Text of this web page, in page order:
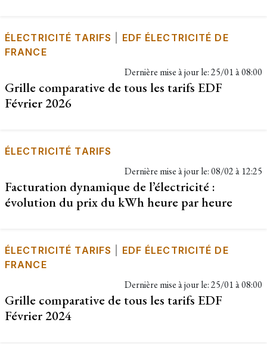
ÉLECTRICITÉ TARIFS
EDF ÉLECTRICITÉ DE
FRANCE
Dernière mise à jour le:25/01 à 08:00
Grille comparative de tous les tarifs EDF
Février 2026
ÉLECTRICITÉ TARIFS
Dernière mise à jour le:08/02 à 12:25
Facturation dynamique de l’électricité :
évolution du prix du kWh heure par heure
ÉLECTRICITÉ TARIFS
EDF ÉLECTRICITÉ DE
FRANCE
Dernière mise à jour le:25/01 à 08:00
Grille comparative de tous les tarifs EDF
Février 2024